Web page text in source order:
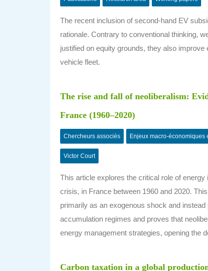
The recent inclusion of second-hand EV
rationale. Contrary to conventional thinking,
justified on equity grounds, they also
vehicle fleet.
The rise and fall of neoliberalism:
France (1960–2020)
Chercheurs associés Enjeux macro-économiques
Victor Court
This article explores the critical role of
crisis, in France between 1960 and 2020.
primarily as an exogenous shock and
accumulation regimes and proves that
energy management strategies, opening the
Carbon taxation in a global